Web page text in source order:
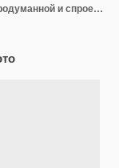
Красивые и роскошные помещения с продуманной и спроектированной мебелью